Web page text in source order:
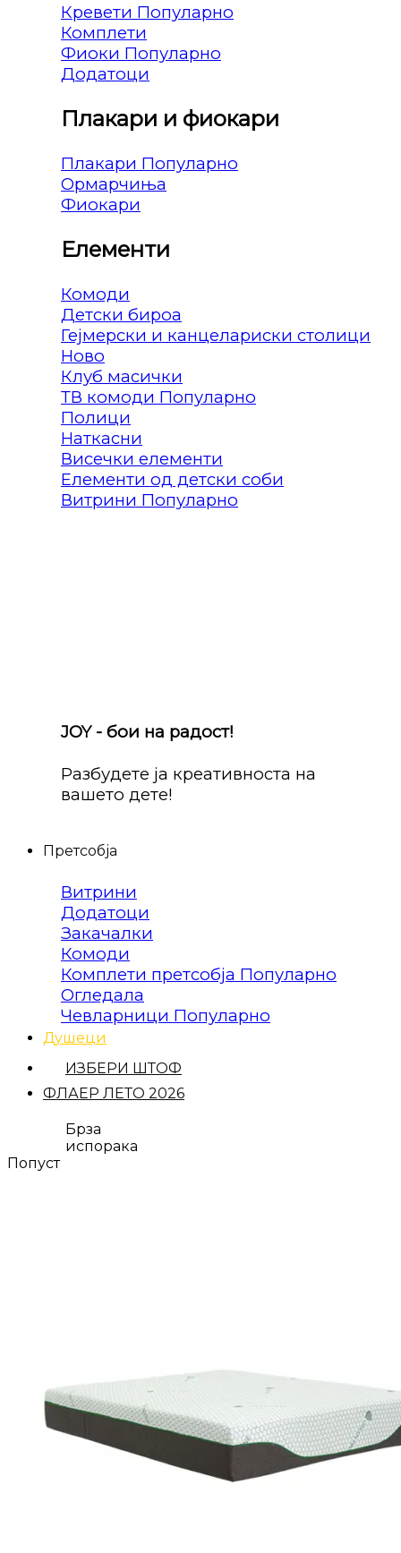
Кревети
Комплети
Фиоки
Додатоци
Плакари и фиокари
Плакари
Ормарчиња
Фиокари
Елементи
Комоди
Детски бироа
Гејмерски и канцелариски столици
Клуб масички
ТВ комоди
Полици
Наткасни
Висечки елементи
Елементи од детски соби
Витрини
JOY - бои на радост!
Разбудете ја креативноста на
вашето дете!
Претсобја
Витрини
Додатоци
Закачалки
Комоди
Комплети претсобја
Огледала
Чевларници
Душеци
ИЗБЕРИ ШТОФ
ФЛАЕР ЛЕТО 2026
Брза
испорака
Попуст